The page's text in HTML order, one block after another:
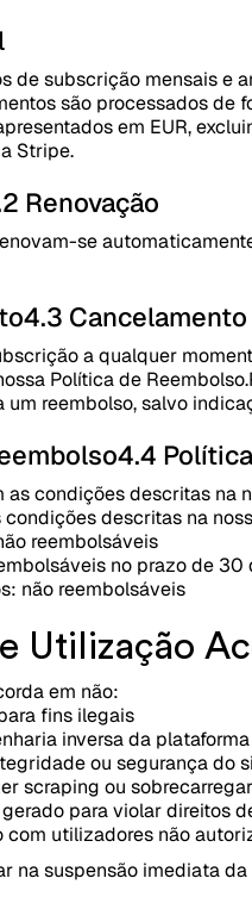
de subscrição mensais e
são processados de
em EUR,
Stripe.
Renovação
se
4.3 Cancelamento
a qualquer
Política de Reembolso.
um reembolso, salvo
4.4
as condições descritas na
condições descritas na
reembolsáveis
no prazo de
não reembolsáveis
Utilização
em não:
fins ilegais
inversa da plataforma
ou segurança do
scraping ou
para violar direitos
com utilizadores não
na suspensão imediata da